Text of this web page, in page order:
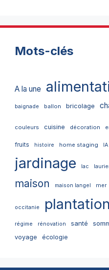
Mots-clés
A la une
baignade ballon bricolage
couleurs cuisine décoration
fruits histoire home staging IA
jardinage lac
maison maison langel mer
occitanie plantation
régime rénovation santé
voyage écologie